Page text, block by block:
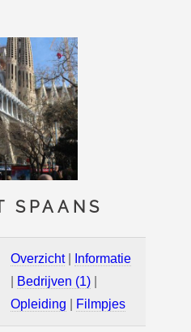
SPAANS
Overzicht|
Informatie
Bedrijven (1)
Opleiding
Filmpjes